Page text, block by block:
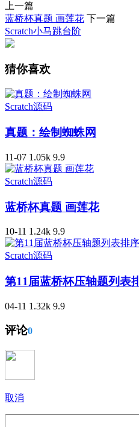
上一篇
蓝桥杯真题 画莲花 下一篇
Scratch小马跳台阶
猜你喜欢
Scratch源码
真题：绘制蜘蛛网
11-07 1.05k 9.9
Scratch源码
蓝桥杯真题 画莲花
10-11 1.24k 9.9
Scratch源码
第11届蓝桥杯压轴题列表
04-11 1.32k 9.9
评论0
取消